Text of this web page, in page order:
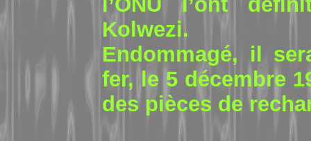
Kolwezi.
Endommagé, il
fer, le 5 décembre
des pièces de